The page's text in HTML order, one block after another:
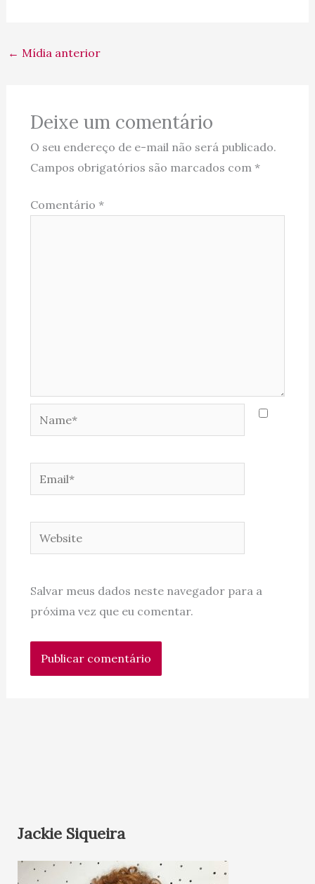
← Mídia anterior
Deixe um comentário
O seu endereço de e-mail não será publicado.
Campos obrigatórios são marcados com *
Comentário *
Name*
Email*
Website
Salvar meus dados neste navegador para a
próxima vez que eu comentar.
Jackie Siqueira